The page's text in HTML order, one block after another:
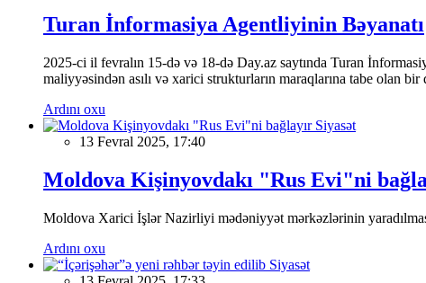
Turan İnformasiya Agentliyinin Bəyanatı
2025-ci il fevralın 15-də və 18-də Day.az saytında Turan
maliyyəsindən asılı və xarici strukturların maraqlarına tabe olan
Ardını oxu
Siyasət
13 Fevral 2025, 17:40
Moldova Kişinyovdakı "Rus Evi"ni
Moldova Xarici İşlər Nazirliyi mədəniyyət mərkəzlərinin
Ardını oxu
Siyasət